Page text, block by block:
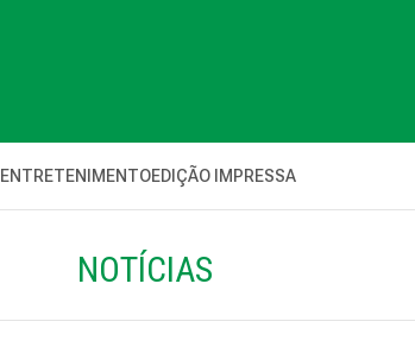
ENTRETENIMENTOEDIÇÃO IMPRESSA
NOTÍCIAS